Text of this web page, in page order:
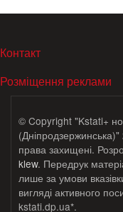
МЕНЮ В ПОДВАЛЕ
Контакт
Розміщення реклами
© Copyright "Kstati+
права захищені.
klew. Передрук
лише за умови
вигляді активного
kstati.dp.ua*.